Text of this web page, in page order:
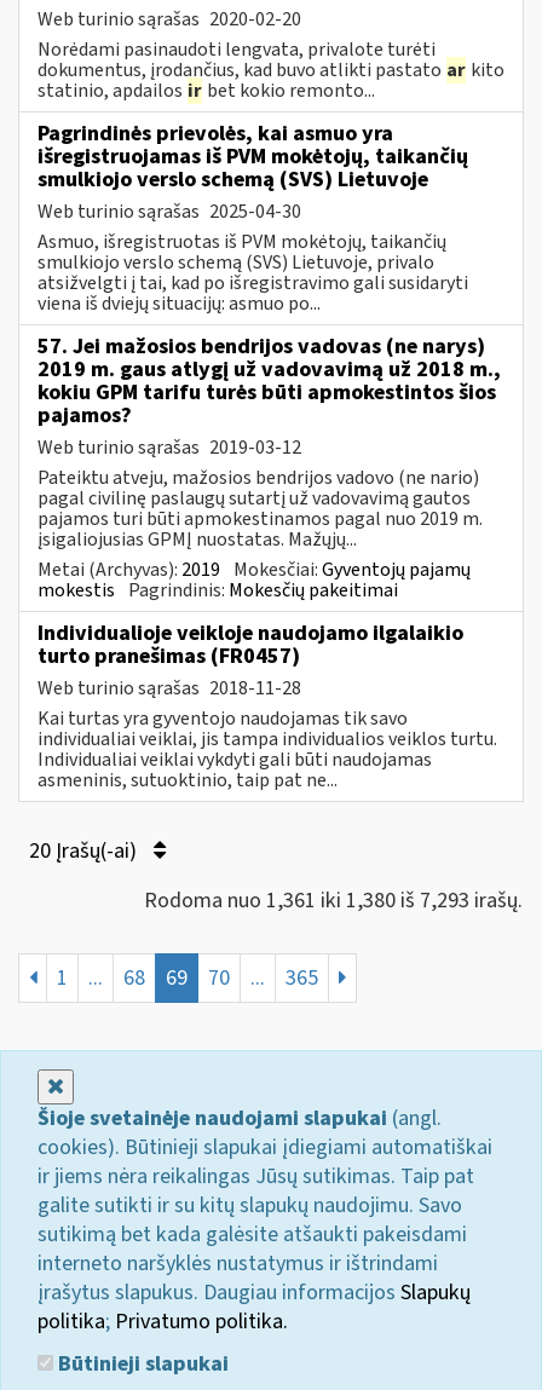
Web turinio sąrašas 2020-02-20
Norėdami pasinaudoti lengvata, privalote turėti
dokumentus, įrodančius, kad buvo atlikti pastato ar kito
statinio, apdailos ir bet kokio remonto...
Pagrindinės prievolės, kai asmuo yra
išregistruojamas iš PVM mokėtojų, taikančių
smulkiojo verslo schemą (SVS) Lietuvoje
Web turinio sąrašas 2025-04-30
Asmuo, išregistruotas iš PVM mokėtojų, taikančių
smulkiojo verslo schemą (SVS) Lietuvoje, privalo
atsižvelgti į tai, kad po išregistravimo gali susidaryti
viena iš dviejų situacijų: asmuo po...
57. Jei mažosios bendrijos vadovas (ne narys)
2019 m. gaus atlygį už vadovavimą už 2018 m.,
kokiu GPM tarifu turės būti apmokestintos šios
pajamos?
Web turinio sąrašas 2019-03-12
Pateiktu atveju, mažosios bendrijos vadovo (ne nario)
pagal civilinę paslaugų sutartį už vadovavimą gautos
pajamos turi būti apmokestinamos pagal nuo 2019 m.
įsigaliojusias GPMĮ nuostatas. Mažųjų...
Metai (Archyvas): 2019 Mokesčiai:Gyventojų pajamų
mokestis Pagrindinis: Mokesčių pakeitimai
Individualioje veikloje naudojamo ilgalaikio
turto pranešimas (FR0457)
Web turinio sąrašas 2018-11-28
Kai turtas yra gyventojo naudojamas tik savo
individualiai veiklai, jis tampa individualios veiklos turtu.
Individualiai veiklai vykdyti gali būti naudojamas
asmeninis, sutuoktinio, taip pat ne...
20 Įrašų(-ai)
Rodoma nuo 1,361 iki 1,380 iš 7,293 irašų.
1 ... 68 69 70 ... 365
Šioje svetainėje naudojami slapukai (angl.
cookies). Būtinieji slapukai įdiegiami automatiškai
ir jiems nėra reikalingas Jūsų sutikimas. Taip pat
galite sutikti ir su kitų slapukų naudojimu. Savo
sutikimą bet kada galėsite atšaukti pakeisdami
interneto naršyklės nustatymus ir ištrindami
įrašytus slapukus. Daugiau informacijos Slapukų
politika; Privatumo politika.
Būtinieji slapukai